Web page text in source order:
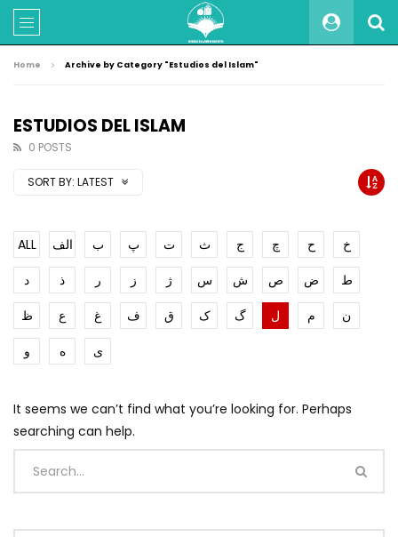
Home Archive by Category "Estudios del Islam"
ESTUDIOS DEL ISLAM
0 POSTS
SORT BY: LATEST
ALL الف ب پ ت ث ج چ ح
خ
د
ذ ر ز ژ س ش ص ض
ط
ظ
ع غ ف ق ک گ ل م
ن
و
ه ی
It seems we can’t find what you’re looking for. Perhaps
searching can help.